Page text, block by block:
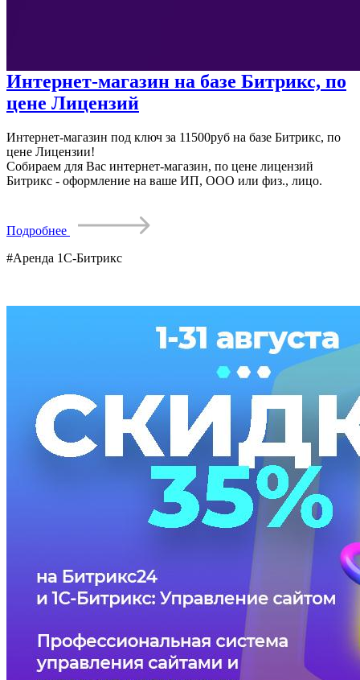
Интернет-магазин на базе Битрикс, по
цене Лицензий
Интернет-магазин под ключ за 11500руб на базе Битрикс, по
цене Лицензии!
Собираем для Вас интернет-магазин, по цене лицензий
Битрикс - оформление на ваше ИП, ООО или физ., лицо.
Подробнее
#Аренда 1С-Битрикс